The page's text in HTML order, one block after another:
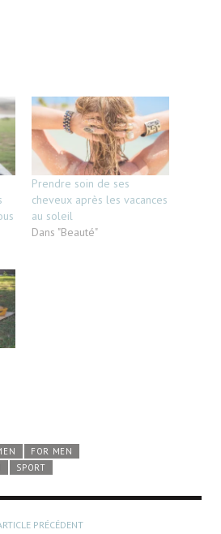
Prendre soin de ses
cheveux après les vacances
au soleil
Dans "Beauté"
FOR MEN
SPORT
PRÉCÉDENT